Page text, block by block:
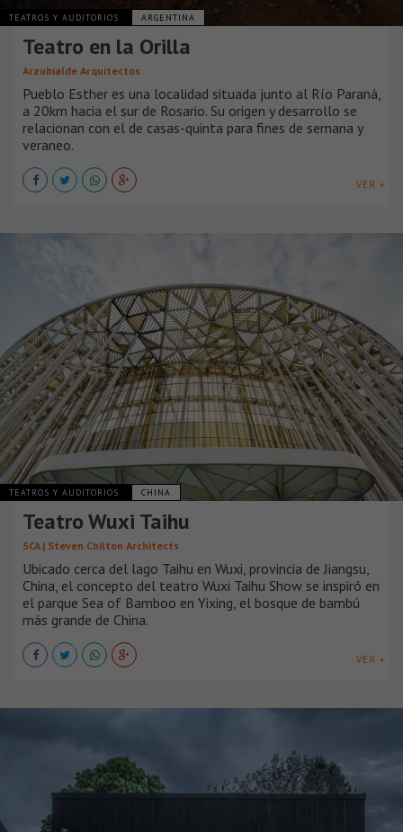
TEATROS Y AUDITORIOS ARGENTINA
Teatro en la Orilla
Arzubialde Arquitectos
Pueblo Esther es una localidad situada junto al Río Paraná,
a 20km hacia el sur de Rosario. Su origen y desarrollo se
relacionan con el de casas-quinta para fines de semana y
veraneo.
VER +
TEATROS Y AUDITORIOS CHINA
Teatro Wuxi Taihu
SCA | Steven Chilton Architects
Ubicado cerca del lago Taihu en Wuxi, provincia de Jiangsu,
China, el concepto del teatro Wuxi Taihu Show se inspiró en
el parque Sea of Bamboo en Yixing, el bosque de bambú
más grande de China.
VER +